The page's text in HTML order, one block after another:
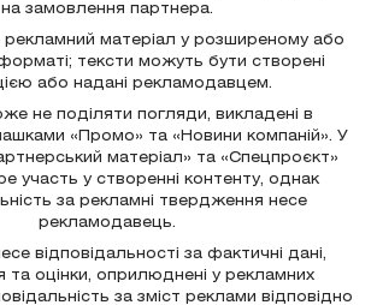
на замовлення партнера.
рекламний матеріал у розширеному або
тексти можуть бути створені
або надані рекламодавцем.
не поділяти погляди, викладені в
«Промо» та «Новини компаній». У
матеріал» та «Спецпроєкт»
участь у створенні контенту, однак
за рекламні твердження несе
рекламодавець.
відповідальності за фактичні дані,
та оцінки, оприлюднені у рекламних
за зміст реклами відповідно